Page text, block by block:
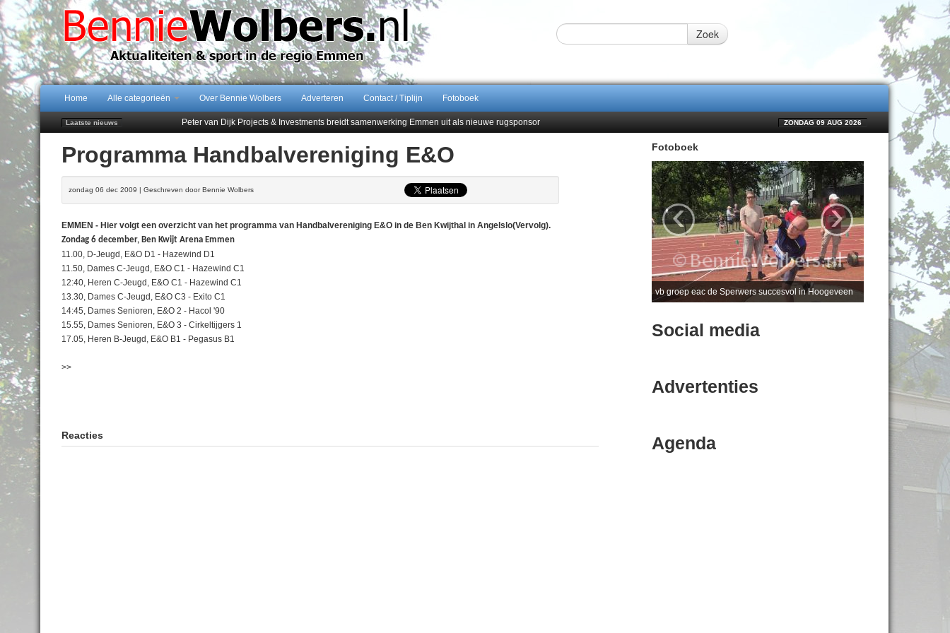
Zoek
Home Alle categorieën Over Bennie Wolbers Adverteren Contact / Tiplijn Fotoboek
Laatste nieuws
Peter van Dijk Projects & Investments breidt samenwerking Emmen uit als nieuwe rugsponsor
102 kaarsen voor eeuwling Mieke Sijbom-Maatje
Emmen wint op Open Dag overtuigend van Almere City
Treffer van Quispel bezorgt FC Emmen droomstart
ZONDAG 09 AUG 2026
Programma Handbalvereniging E&O
zondag 06 dec 2009 | Geschreven door Bennie Wolbers
EMMEN - Hier volgt een overzicht van het programma van Handbalvereniging E&O in de Ben Kwijthal in Angelslo(Vervolg).
Zondag 6 december, Ben Kwijt Arena Emmen
11.00, D-Jeugd, E&O D1 - Hazewind D1
11.50, Dames C-Jeugd, E&O C1 - Hazewind C1
12:40, Heren C-Jeugd, E&O C1 - Hazewind C1
13.30, Dames C-Jeugd, E&O C3 - Exito C1
14:45, Dames Senioren, E&O 2 - Hacol '90
15.55, Dames Senioren, E&O 3 - Cirkeltijgers 1
17.05, Heren B-Jeugd, E&O B1 - Pegasus B1
>>
Reacties
Fotoboek
vb groep eac de Sperwers succesvol in Hoogeveen
‹ ›
Social media
Advertenties
Agenda